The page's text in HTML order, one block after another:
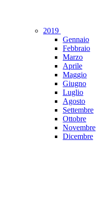
2019
Gennaio
Febbraio
Marzo
Aprile
Maggio
Giugno
Luglio
Agosto
Settembre
Ottobre
Novembre
Dicembre